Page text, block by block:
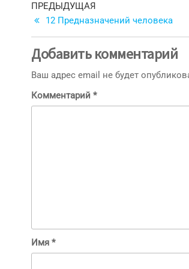
Навигация
по
записям
Предыдущая
запись
ПРЕДЫДУЩАЯ
12 Предназначений человека
Добавить комментарий
Ваш адрес email не будет
Комментарий *
Имя *